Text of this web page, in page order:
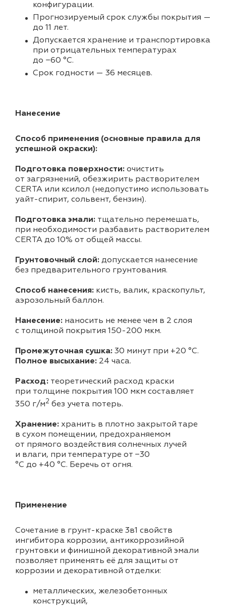
конфигурации.
Прогнозируемый срок службы покрытия —
до 11 лет.
Допускается хранение и транспортировка
при отрицательных температурах
до −60 °С.
Срок годности — 36 месяцев.
Нанесение
Способ применения (основные правила для
успешной окраски):
Подготовка поверхности: очистить
от загрязнений, обезжирить растворителем
CERTA или ксилол (недопустимо использовать
уайт-спирит, сольвент, бензин).
Подготовка эмали: тщательно перемешать,
при необходимости разбавить растворителем
CERTA до 10% от общей массы.
Грунтовочный слой: допускается нанесение
без предварительного грунтования.
Способ нанесения: кисть, валик, краскопульт,
аэрозольный баллон.
Нанесение: наносить не менее чем в 2 слоя
с толщиной покрытия 150-200 мкм.
Промежуточная сушка: 30 минут при +20 °С.
Полное высыхание: 24 часа.
Расход: теоретический расход краски
при толщине покрытия 100 мкм составляет
350 г/м2 без учета потерь.
Хранение: хранить в плотно закрытой таре
в сухом помещении, предохраняемом
от прямого воздействия солнечных лучей
и влаги, при температуре от −30
°С до +40 °С. Беречь от огня.
Применение
Сочетание в грунт-краске 3в1 свойств
ингибитора коррозии, антикоррозийной
грунтовки и финишной декоративной эмали
позволяет применять её для защиты от
коррозии и декоративной отделки:
металлических, железобетонных
конструкций,